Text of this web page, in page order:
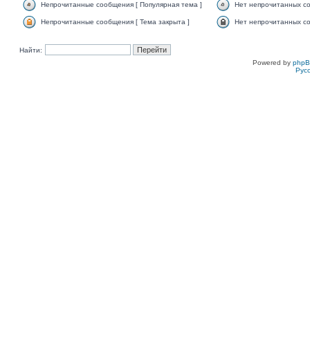
Непрочитанные сообщения [ Популярная тема ] Нет непрочитанных
Непрочитанные сообщения [ Тема закрыта ] Нет непрочитанных
Найти:
Powered by